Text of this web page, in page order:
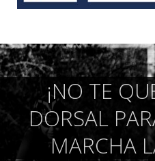
¡NO TE
DORSAL
MARCHA